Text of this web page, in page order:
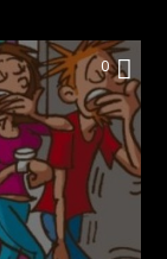
0